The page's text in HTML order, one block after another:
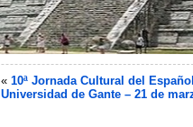
« 10ª Jornada Cultural del
Universidad de Gante – 21 de